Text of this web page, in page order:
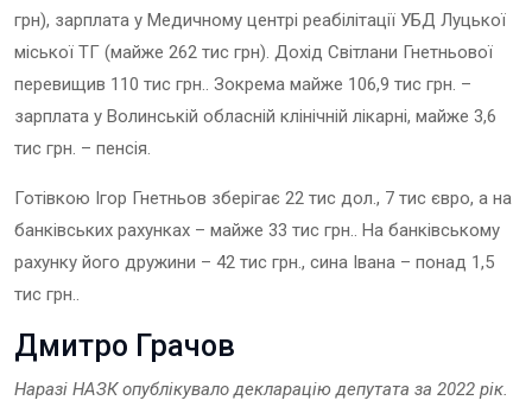
грн), зарплата у Медичному центрі реабілітації УБД Луцької
міської ТГ (майже 262 тис грн). Дохід Світлани Гнетньової
перевищив 110 тис грн.. Зокрема майже 106,9 тис грн. –
зарплата у Волинській обласній клінічній лікарні, майже 3,6
тис грн. – пенсія.
Готівкою Ігор Гнетньов зберігає 22 тис дол., 7 тис євро, а на
банківських рахунках – майже 33 тис грн.. На банківському
рахунку його дружини – 42 тис грн., сина Івана – понад 1,5
тис грн..
Дмитро Грачов
Наразі НАЗК опублікувало декларацію депутата за 2022 рік.